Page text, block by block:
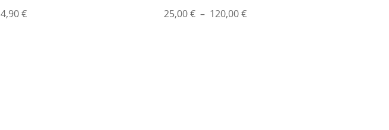
4,90€ 25,00€ – 120,00€Plage